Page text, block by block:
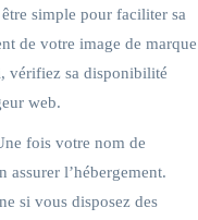
simple pour faciliter sa
de votre image de
vérifiez sa disponibilité
web.
fois votre nom de
l’hébergement.
si vous disposez des